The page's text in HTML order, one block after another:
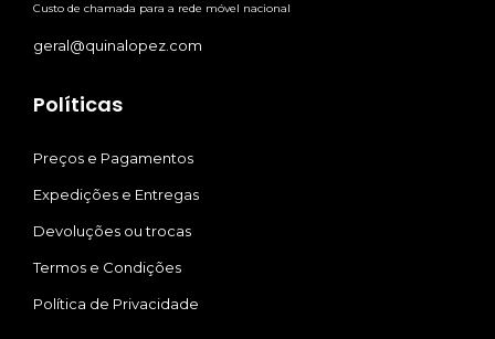
Custo de chamada para a rede móvel nacional
geral@quinalopez.com
Políticas
Preços e Pagamentos
Expedições e Entregas
Devoluções ou trocas
Termos e Condições
Política de Privacidade